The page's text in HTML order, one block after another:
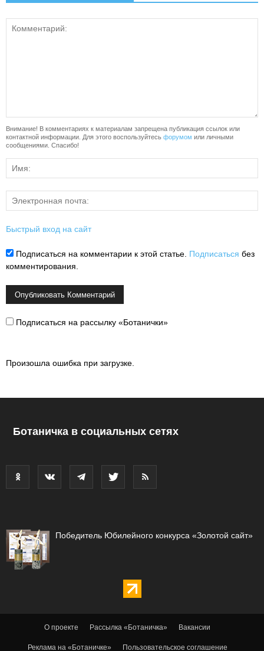
Внимание! В комментариях к материалам запрещена публикация ссылок или
контактной информации. Для этого воспользуйтесь форумом или личными
сообщениями. Спасибо!
Быстрый вход на сайт
Подписаться на комментарии к этой статье. Подписаться без
комментирования.
Подписаться на рассылку «Ботанички»
Произошла ошибка при загрузке.
Ботаничка в социальных сетях
Победитель Юбилейного конкурса «Золотой сайт»
О проекте Рассылка «Ботаничка» Вакансии
Реклама на «Ботаничке» Пользовательское соглашение